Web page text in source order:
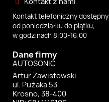
Kontakt telefoniczny dostępny
od poniedziałku do piątku,
w godzinach 8:00-16:00
Dane firmy
AUTOSONIC
Artur Zawistowski
ul. Pużaka 53
Krosno, 38-400